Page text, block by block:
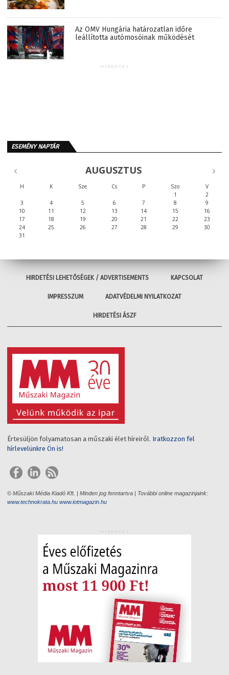
Az OMV Hungária határozatlan időre
leállította autómosóinak működését
HIRDETÉS
ESEMÉNY NAPTÁR
AUGUSZTUS
H K Sze Cs P Szo
V
1
2
3
4 5 6 7 8
9
10
11 12 13 14 15
16
17
18 19 20 21 22
23
24
25 26 27 28 29
30
31
HIRDETÉSI LEHETŐSÉGEK / ADVERTISEMENTS KAPCSOLAT
IMPRESSZUM ADATVÉDELMI NYILATKOZAT
HIRDETÉSI ÁSZF
Értesüljön folyamatosan a műszaki élet híreiről. Iratkozzon fel
hírlevelünkre Ön is!
© Műszaki Média Kiadó Kft. | Minden jog fenntartva | További online magazinjaink:
www.technokrata.hu www.iotmagazin.hu
HIRDETÉS